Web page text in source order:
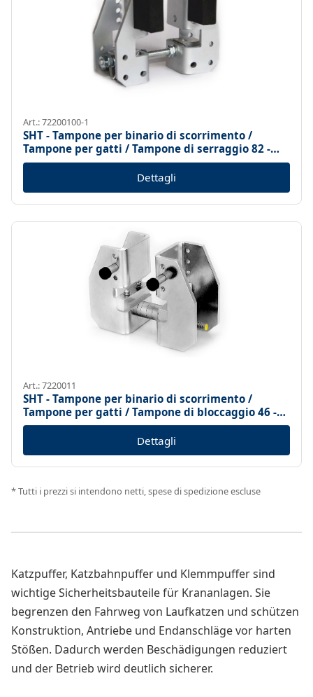
Art.: 72200100-1
SHT - Tampone per binario di scorrimento /
Tampone per gatti / Tampone di serraggio 82 -
300mm
Dettagli
Art.: 7220011
SHT - Tampone per binario di scorrimento /
Tampone per gatti / Tampone di bloccaggio 46 -
82 mm
Dettagli
* Tutti i prezzi si intendono netti, spese di spedizione escluse
Katzpuffer, Katzbahnpuffer und Klemmpuffer sind
wichtige Sicherheitsbauteile für Krananlagen. Sie
begrenzen den Fahrweg von Laufkatzen und schützen
Konstruktion, Antriebe und Endanschläge vor harten
Stößen. Dadurch werden Beschädigungen reduziert
und der Betrieb wird deutlich sicherer.